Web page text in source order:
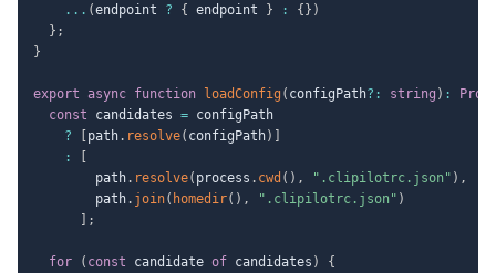
... (endpoint ? { endpoint } : { } )
} ;
}
export async function loadConfig ( configPath? : string ) :
const candidates = configPath
?
path. resolve( configPath)
:
        path
. resolve( process . cwd ( ) , ".clipilotrc.json" ) ,
        path
. join( homedir( ) , ".clipilotrc.json" )
;
for ( const candidate of candidates )
{